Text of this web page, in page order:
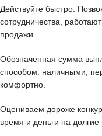
Действуйте быстро.
сотрудничества,
продажи.
Обозначенная сумма
способом: наличными,
комфортно.
Оцениваем дороже
время и деньги на долгие